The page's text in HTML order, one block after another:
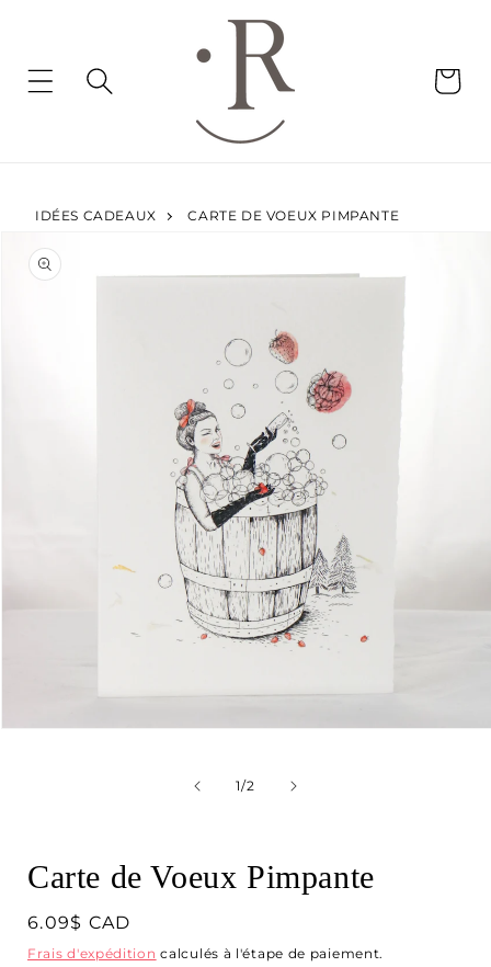
contenu
IDÉES CADEAUX CARTE DE VOEUX PIMPANTE
informations
produits
1/de
2
Carte de Voeux Pimpante
Prix
habituel
6.09$ CAD
Frais d'expédition calculés à l'étape de paiement.